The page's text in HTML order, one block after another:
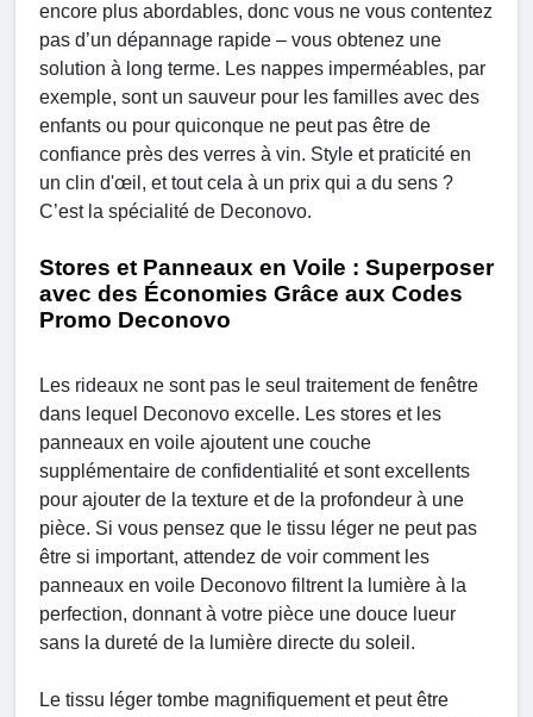
encore plus abordables, donc vous ne vous contentez
pas d’un dépannage rapide – vous obtenez une
solution à long terme. Les nappes imperméables, par
exemple, sont un sauveur pour les familles avec des
enfants ou pour quiconque ne peut pas être de
confiance près des verres à vin. Style et praticité en
un clin d'œil, et tout cela à un prix qui a du sens ?
C’est la spécialité de Deconovo.
Stores et Panneaux en Voile : Superposer
avec des Économies Grâce aux Codes
Promo Deconovo
Les rideaux ne sont pas le seul traitement de fenêtre
dans lequel Deconovo excelle. Les stores et les
panneaux en voile ajoutent une couche
supplémentaire de confidentialité et sont excellents
pour ajouter de la texture et de la profondeur à une
pièce. Si vous pensez que le tissu léger ne peut pas
être si important, attendez de voir comment les
panneaux en voile Deconovo filtrent la lumière à la
perfection, donnant à votre pièce une douce lueur
sans la dureté de la lumière directe du soleil.
Le tissu léger tombe magnifiquement et peut être